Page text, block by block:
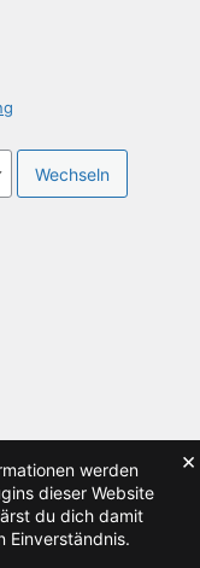
werden
dieser Website
du dich damit
Einverständnis.
×